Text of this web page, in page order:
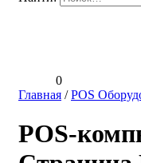
0
Главная /POS
POS-